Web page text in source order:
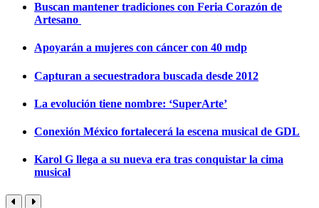
Buscan mantener tradiciones con Feria Corazón de
Artesano
Apoyarán a mujeres con cáncer con 40 mdp
Capturan a secuestradora buscada desde 2012
La evolución tiene nombre: ‘SuperArte’
Conexión México fortalecerá la escena musical de GDL
Karol G llega a su nueva era tras conquistar la cima
musical